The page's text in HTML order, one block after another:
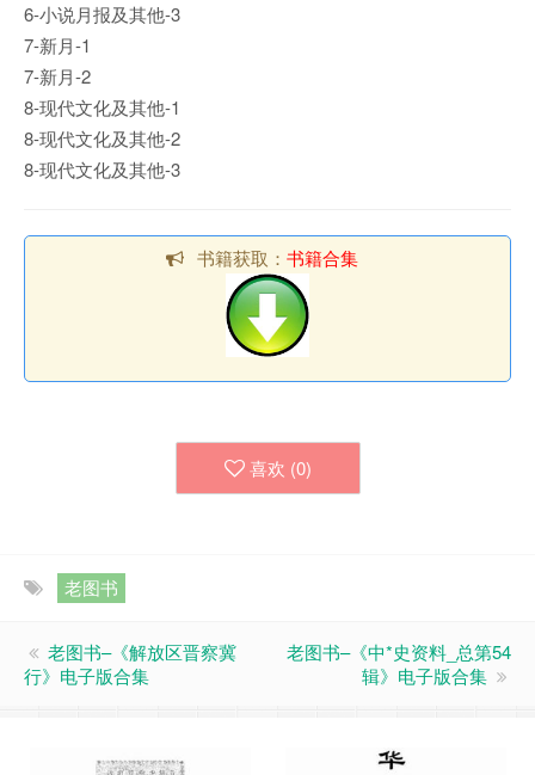
6-小说月报及其他-3
7-新月-1
7-新月-2
8-现代文化及其他-1
8-现代文化及其他-2
8-现代文化及其他-3
书籍获取： 书籍合集
喜欢 (0)
老图书
老图书–《解放区晋察冀
行》电子版合集
老图书–《中*史资料_总第54
辑》电子版合集